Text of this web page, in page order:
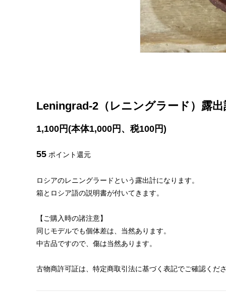
Leningrad-2（レニングラード）露出
1,100円(本体1,000円、税100円)
55 ポイント還元
ロシアのレニングラードという露出計になります。
箱とロシア語の説明書が付いてきます。
【ご購入時の諸注意】
同じモデルでも個体差は、当然あります。
中古品ですので、傷は当然あります。
古物商許可証は、特定商取引法に基づく表記でご確認くだ